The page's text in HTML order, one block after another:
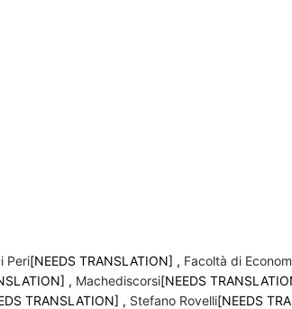
Peri[NEEDS TRANSLATION] , Facoltà di
, Machediscorsi[NEEDS
TRANSLATION] , Stefano Rovelli[NEEDS